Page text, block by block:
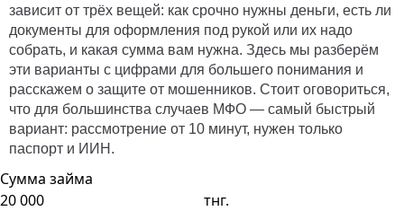
зависит от трёх вещей: как срочно нужны деньги, есть ли
документы для оформления под рукой или их надо
собрать, и какая сумма вам нужна. Здесь мы разберём
эти варианты с цифрами для большего понимания и
расскажем о защите от мошенников. Стоит оговориться,
что для большинства случаев МФО — самый быстрый
вариант: рассмотрение от 10 минут, нужен только
паспорт и ИИН.
Сумма займа
тнг.